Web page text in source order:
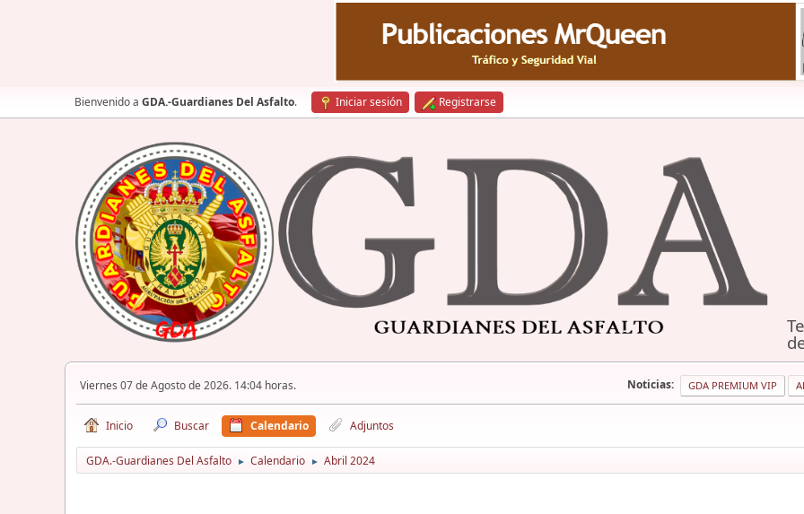
Bienvenido a GDA.-Guardianes Del Asfalto. Iniciar sesión Registrarse
Viernes 07 de Agosto de 2026. 14:04 horas. Noticias: GDA PREMIUM VIP
Inicio Buscar Calendario Adjuntos
GDA.-Guardianes Del Asfalto ► Calendario ► Abril 2024